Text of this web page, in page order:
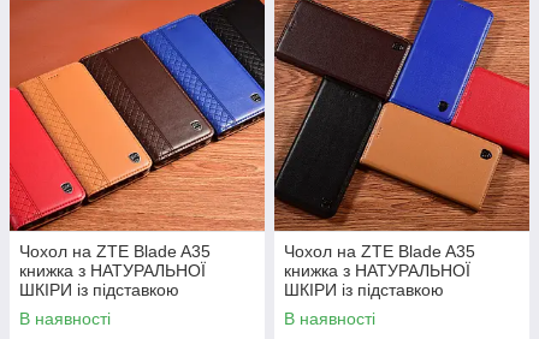
Чохол на ZTE Blade A35
книжка з НАТУРАЛЬНОЇ
ШКІРИ із підставкою
візитницею протиударний
магнітний "BOTTEGA"
В наявності
Чохол на ZTE Blade A35
книжка з НАТУРАЛЬНОЇ
ШКІРИ із підставкою
візитницею протиударний
магнітний"CLASIC"
В наявності